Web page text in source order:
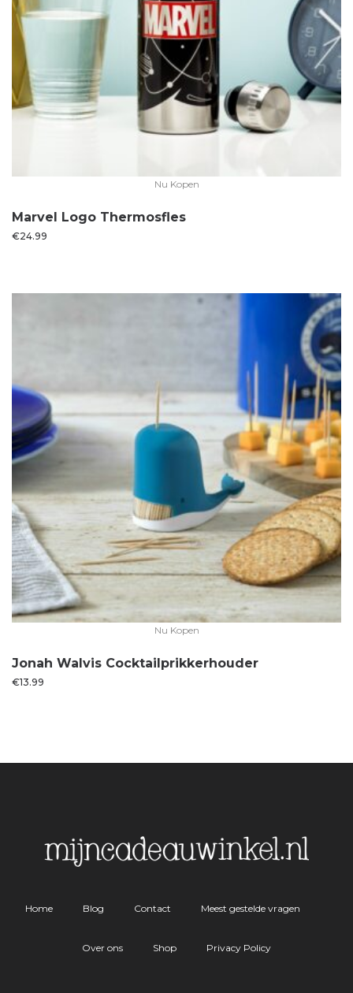
Nu Kopen
Marvel Logo Thermosfles
€24.99
Nu Kopen
Jonah Walvis Cocktailprikkerhouder
€13.99
Home Blog Contact Meest gestelde vragen
Over ons Shop Privacy Policy